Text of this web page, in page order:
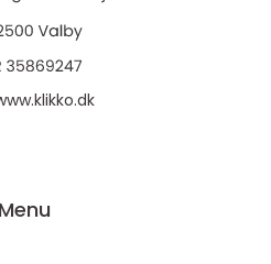
Menu